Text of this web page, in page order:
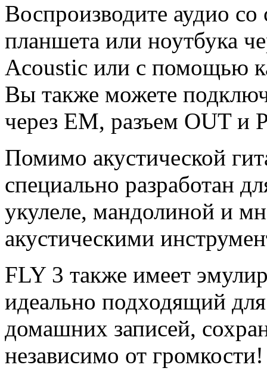
Воспроизводите аудио
планшета или ноутбука
Acoustic или с помощью
Вы также можете
через EM, разъем OUT и
Помимо акустической
специально разработан
укулеле, мандолиной и
акустическими
FLY 3 также имеет
идеально подходящий
домашних записей,
независимо от громкости!